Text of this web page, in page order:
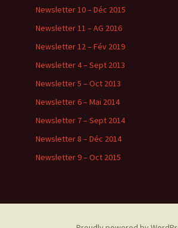
Newsletter 10 – Déc 2015
Newsletter 11 – AG 2016
Newsletter 12 – Fév 2019
Newsletter 4 – Sept 2013
Newsletter 5 – Oct 2013
Newsletter 6 – Mai 2014
Newsletter 7 – Sept 2014
Newsletter 8 – Déc 2014
Newsletter 9 – Oct 2015